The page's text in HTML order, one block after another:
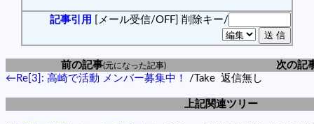
記事引用 [メール受信/OFF] 削除キー/
前の記事(元になった記事)
次の記
←Re[3]: 高崎で活動 メンバー募集中！
/Take 返信無し
上記関連ツリー